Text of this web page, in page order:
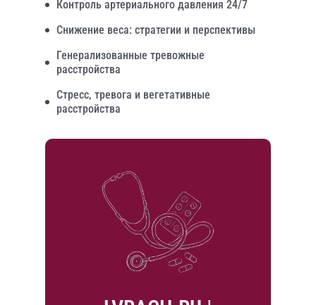
Контроль артериального давления 24/7
Снижение веса: стратегии и перспективы
Генерализованные тревожные
расстройства
Стресс, тревога и вегетативные
расстройства